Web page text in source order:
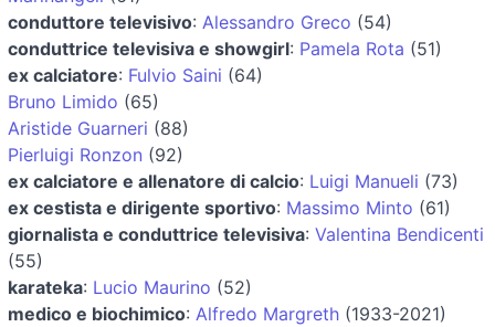
conduttore televisivo: Alessandro Greco (54)
conduttrice televisiva e showgirl: Pamela Rota (51)
ex calciatore: Fulvio Saini (64)
Bruno Limido (65)
Aristide Guarneri (88)
Pierluigi Ronzon (92)
ex calciatore e allenatore di calcio: Luigi Manueli (73)
ex cestista e dirigente sportivo: Massimo Minto (61)
giornalista e conduttrice televisiva: Valentina Bendicenti
(55)
karateka: Lucio Maurino (52)
medico e biochimico: Alfredo Margreth (1933-2021)